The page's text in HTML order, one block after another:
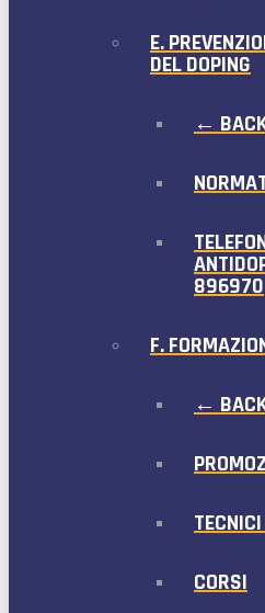
E.
DEL DOPING
←
896970
F.
←
CORSI